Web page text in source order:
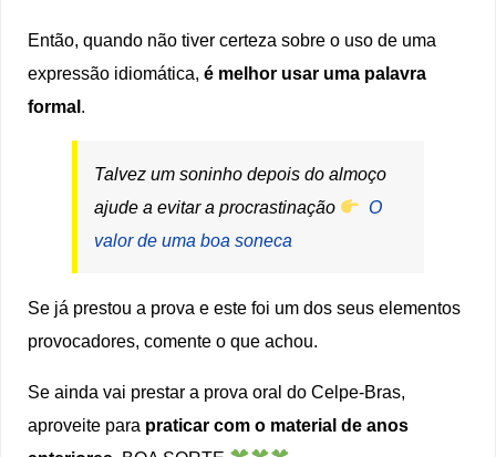
Então, quando não tiver certeza sobre o uso de uma
expressão idiomática,é melhor usar uma palavra
formal.
Talvez um soninho depois do almoço
ajude a evitar a procrastinação
O
valor de uma boa soneca
Se já prestou a prova e este foi um dos seus elementos
provocadores, comente o que achou.
Se ainda vai prestar a prova oral do Celpe-Bras,
aproveite para praticar com o material de anos